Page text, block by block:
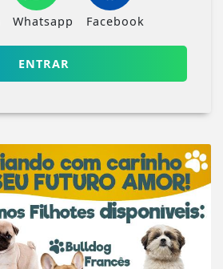
Whatsapp Facebook
ENTRAR